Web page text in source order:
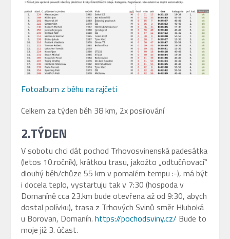
Fotoalbum z běhu na rajčeti
Celkem za týden běh 38 km, 2x posilování
2.TÝDEN
V sobotu chci dát pochod Trhovosvinenská padesátka
(letos 10.ročník), krátkou trasu, jakožto „odtučňovací“
dlouhý běh/chůze 55 km v pomalém tempu :-), má být
i docela teplo, vystartuju tak v 7:30 (hospoda v
Domaníně cca 23.km bude otevřena až od 9:30, abych
dostal polívku), trasa z Trhových Svinů směr Hluboká
u Borovan, Domanín. https://pochodsviny.cz/ Bude to
moje již 3. účast.